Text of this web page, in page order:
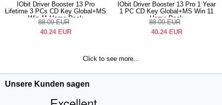
IObit Driver Booster 13 Pro
Lifetime 3 PCs CD Key Global+MS
Win 11 Home Pack
88.09 EUR
40.24 EUR
IObit Driver Booster 13 Pro 1 Year
1 PC CD Key Global+MS Win 11
Home Pack
88.09 EUR
40.24 EUR
Click to see more...
Unsere Kunden sagen